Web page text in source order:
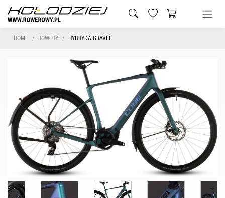
HOME ROWERY HYBRYDA GRAVEL